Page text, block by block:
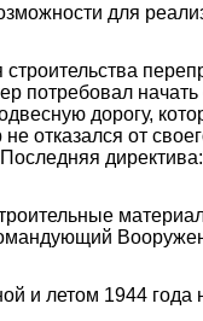
для
потребовал начать
дорогу,
отказался от
и летом 1944